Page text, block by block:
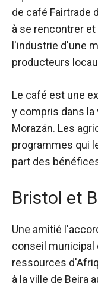
de café Fairtrade
à se rencontrer
l'industrie d'une
producteurs
Le café est une
y compris dans la
Morazán. Les
programmes qui
part des
Bristol et
Une amitié
conseil municipal
ressources
à la ville de Beira